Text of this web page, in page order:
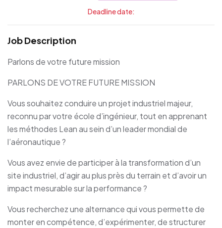
Deadline date:
Job Description
Parlons de votre future mission
PARLONS DE VOTRE FUTURE MISSION
Vous souhaitez conduire un projet industriel majeur,
reconnu par votre école d’ingénieur, tout en apprenant
les méthodes Lean au sein d’un leader mondial de
l’aéronautique ?
Vous avez envie de participer à la transformation d’un
site industriel, d’agir au plus près du terrain et d’avoir un
impact mesurable sur la performance ?
Vous recherchez une alternance qui vous permette de
monter en compétence, d’expérimenter, de structurer